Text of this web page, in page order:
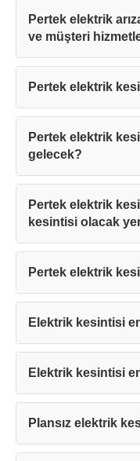
Pertek elektrik
ve müşteri
Pertek elektrik
Pertek elektrik
gelecek?
Pertek elektrik
kesintisi olacak
Pertek elektrik
Elektrik kesintisi
Elektrik kesintisi
Plansız elektrik